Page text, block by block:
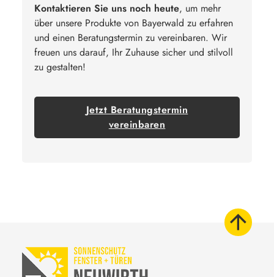
Kontaktieren Sie uns noch heute, um mehr
über unsere Produkte von Bayerwald zu erfahren
und einen Beratungstermin zu vereinbaren. Wir
freuen uns darauf, Ihr Zuhause sicher und stilvoll
zu gestalten!
Jetzt Beratungstermin
vereinbaren